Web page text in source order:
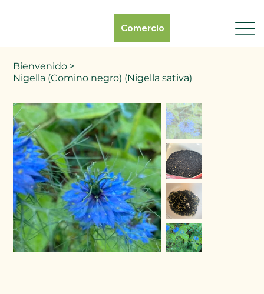
Comercio
Bienvenido >
Nigella (Comino negro) (Nigella sativa)